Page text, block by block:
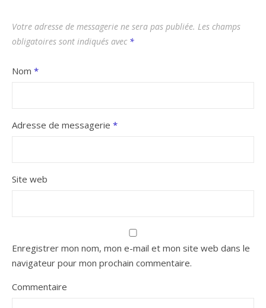
Votre adresse de messagerie ne sera pas publiée. Les champs
obligatoires sont indiqués avec *
Nom *
Adresse de messagerie *
Site web
Enregistrer mon nom, mon e-mail et mon site web dans le
navigateur pour mon prochain commentaire.
Commentaire